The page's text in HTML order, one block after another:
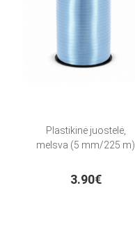
Plastikinė juostelė,
melsva (5 mm/225 m)
3.90€